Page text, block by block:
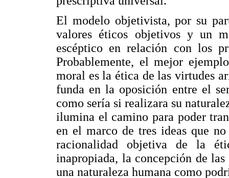
El modelo objetivista, por su
valores éticos objetivos y un
escéptico en relación con los
Probablemente, el mejor
moral es la ética de las virtudes
funda en la oposición entre el
como sería si realizara su
ilumina el camino para poder
en el marco de tres ideas que
racionalidad objetiva de la
inapropiada, la concepción de
una naturaleza humana como